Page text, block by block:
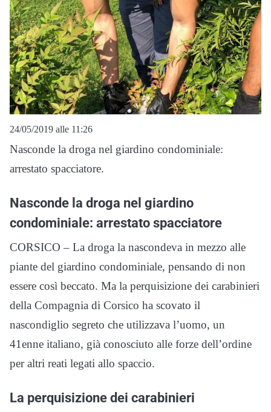
24/05/2019 alle 11:26
Nasconde la droga nel giardino condominiale:
arrestato spacciatore.
Nasconde la droga nel giardino
condominiale: arrestato spacciatore
CORSICO – La droga la nascondeva in mezzo alle
piante del giardino condominiale, pensando di non
essere così beccato. Ma la perquisizione dei carabinieri
della Compagnia di Corsico ha scovato il
nascondiglio segreto che utilizzava l’uomo, un
41enne italiano, già conosciuto alle forze dell’ordine
per altri reati legati allo spaccio.
La perquisizione dei carabinieri